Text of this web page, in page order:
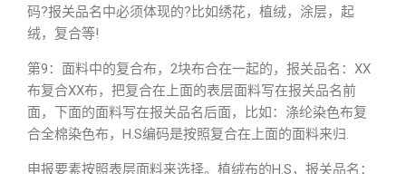
码?报关品名中必须体现的?比如绣花，植绒，涂层，起
绒，复合等!
第9：面料中的复合布，2块布合在一起的，报关品名：XX
布复合XX布，把复合在上面的表层面料写在报关品名前
面，下面的面料写在报关品名后面，比如：涤纶染色布复
合全棉染色布，H.S编码是按照复合在上面的面料来归.
申报要素按照表层面料来选择。植绒布的H.S，报关品名：